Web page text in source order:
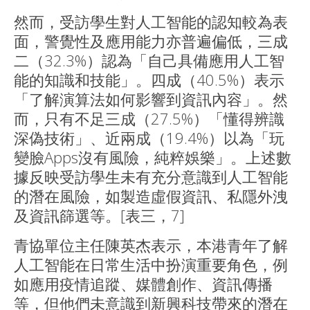
然而，受訪學生對人工智能的認知較為表
面，警覺性及應用能力亦普遍偏低，三成
二（32.3%）認為「自己具備應用人工智
能的知識和技能」。四成（40.5%）表示
「了解演算法如何影響到資訊內容」。然
而，只有不足三成（27.5%）「懂得辨識
深偽技術」、近兩成（19.4%）以為「玩
變臉Apps沒有風險，純粹娛樂」。上述數
據反映受訪學生未有充分意識到人工智能
的潛在風險，如製造虛假資訊、私隱外洩
及資訊篩選等。[表三，7]
青協單位主任陳英杰表示，本港青年了解
人工智能在日常生活中扮演重要角色，例
如應用疫情追蹤、媒體創作、資訊傳播
等，但他們未意識到新興科技帶來的潛在